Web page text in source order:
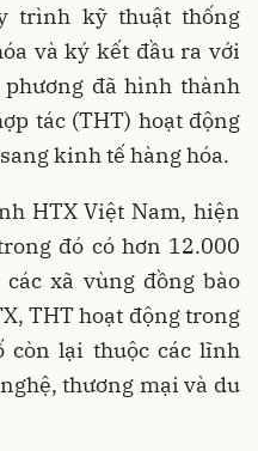
trình kỹ thuật thống
và ký kết đầu ra với
đã hình thành
tác (THT) hoạt động
kinh tế hàng hóa.
HTX Việt Nam, hiện
đó có hơn 12.000
xã vùng đồng bào
THT hoạt động trong
còn lại thuộc các lĩnh
thương mại và du